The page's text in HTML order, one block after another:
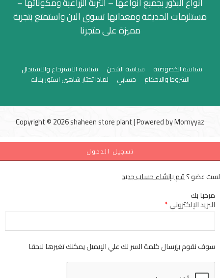
مستلزمات الحديقة ومعداتها تسوق الان واستمتع بتجربة
مميزة على متجرنا
سياسة الخصوصية سياسة الشحن
سياسة الاسترجاع والاستبدال
الشروط والاحكام
حسابي لماذا تختار شاهين استور بلانت
Copyright © 2026 shaheen store plant | Powered byMomyyaz
تسجيل الدخول
لست عضو ؟قم بإنشاء حساب جديد
مرحبا بك
البريد الإلكتروني*
سوف نقوم بإرسال كلمة السر لك علي الإيميل يمكنك تغيرها لاحقا